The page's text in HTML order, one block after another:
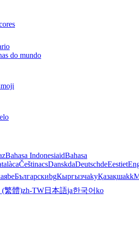
do mundo
Bahasa IndonesiaidBahasa
caČeštinacsDanskdaDeutschdeEestiet
beБългарскиbgКыргызчаkyҚазақшаkk
(繁體)zh-TW日本語ja한국어ko